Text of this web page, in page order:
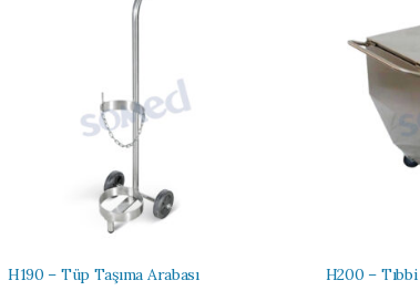
H190 – Tüp Taşıma Arabası H200 – Tıbbi